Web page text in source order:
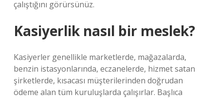
çalıştığını görürsünüz.
Kasiyerlik nasıl bir meslek?
Kasiyerler genellikle marketlerde, mağazalarda,
benzin istasyonlarında, eczanelerde, hizmet satan
şirketlerde, kısacası müşterilerinden doğrudan
ödeme alan tüm kuruluşlarda çalışırlar. Başlıca